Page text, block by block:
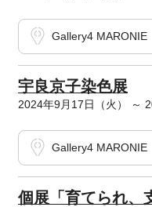
Gallery4 MARONIE
宇良京子染色展
2024年9月17日（火） ～
Gallery4 MARONIE
個展「育てられ、